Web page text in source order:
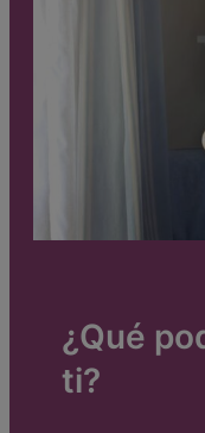
¿Qué
ti?